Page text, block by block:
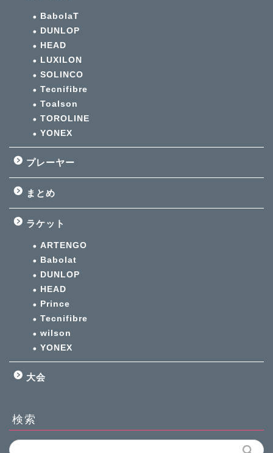
BabolaT
DUNLOP
HEAD
LUXILON
SOLINCO
Tecnifibre
Toalson
TOROLINE
YONEX
プレーヤー
まとめ
ラケット
ARTENGO
Babolat
DUNLOP
HEAD
Prince
Tecnifibre
wilson
YONEX
大会
検索